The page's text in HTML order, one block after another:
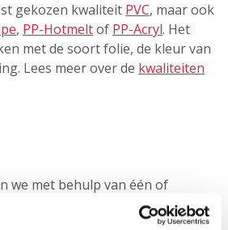
gekozen kwaliteit PVC, maar ook
, PP-Hotmeltof PP-Acryl. Het
met de soort folie, de kleur van
Lees meer over de kwaliteiten
we met behulp van één of
cliché is enigszins te vergelijken
is een plaat van foto polymeer,